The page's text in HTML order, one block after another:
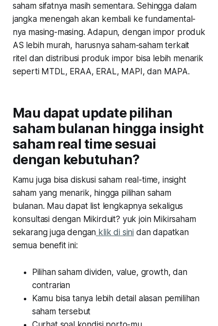
saham sifatnya masih sementara. Sehingga dalam
jangka menengah akan kembali ke fundamental-
nya masing-masing. Adapun, dengan impor produk
AS lebih murah, harusnya saham-saham terkait
ritel dan distribusi produk impor bisa lebih menarik
seperti MTDL, ERAA, ERAL, MAPI, dan MAPA.
Mau dapat update pilihan
saham bulanan hingga insight
saham real time sesuai
dengan kebutuhan?
Kamu juga bisa diskusi saham real-time, insight
saham yang menarik, hingga pilihan saham
bulanan. Mau dapat list lengkapnya sekaligus
konsultasi dengan Mikirduit? yuk join Mikirsaham
sekarang juga dengan klik di sini dan dapatkan
semua benefit ini:
Pilihan saham dividen, value, growth, dan
contrarian
Kamu bisa tanya lebih detail alasan pemilihan
saham tersebut